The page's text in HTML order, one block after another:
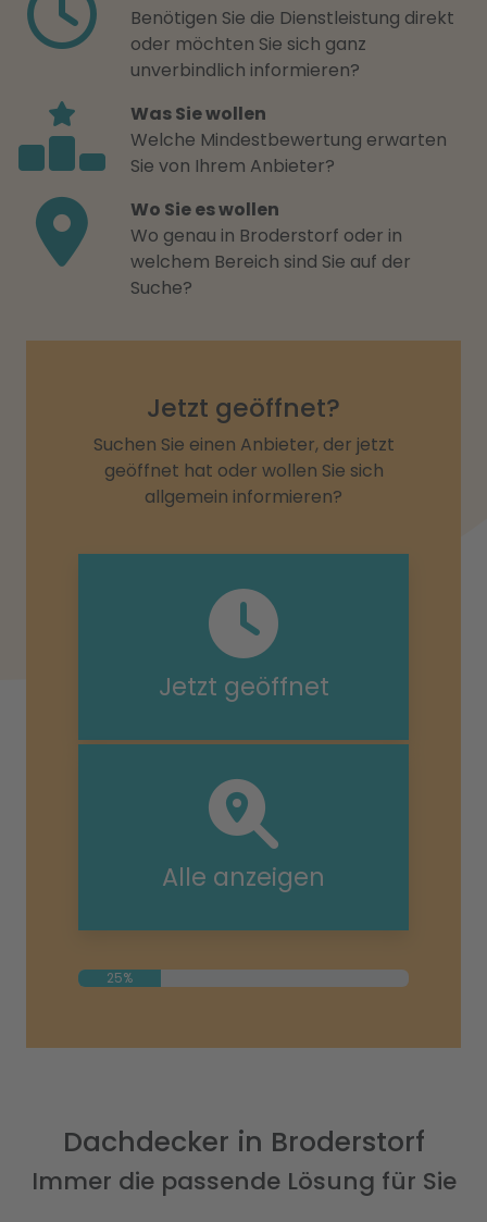
Benötigen Sie die Dienstleistung direkt
oder möchten Sie sich ganz
unverbindlich informieren?
Was Sie wollen
Welche Mindestbewertung erwarten
Sie von Ihrem Anbieter?
Wo Sie es wollen
Wo genau in Broderstorf oder in
welchem Bereich sind Sie auf der
Suche?
Jetzt geöffnet?
Suchen Sie einen Anbieter, der jetzt
geöffnet hat oder wollen Sie sich
allgemein informieren?
Jetzt geöffnet
Alle anzeigen
25%
Dachdecker in Broderstorf
Immer die passende Lösung für Sie